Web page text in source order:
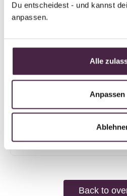
Du entscheidest - und kannst
anpassen.
Alle
Anpassen
Human burial
Bestattung Koller-
Marburger Straße 23
Austria
Back to